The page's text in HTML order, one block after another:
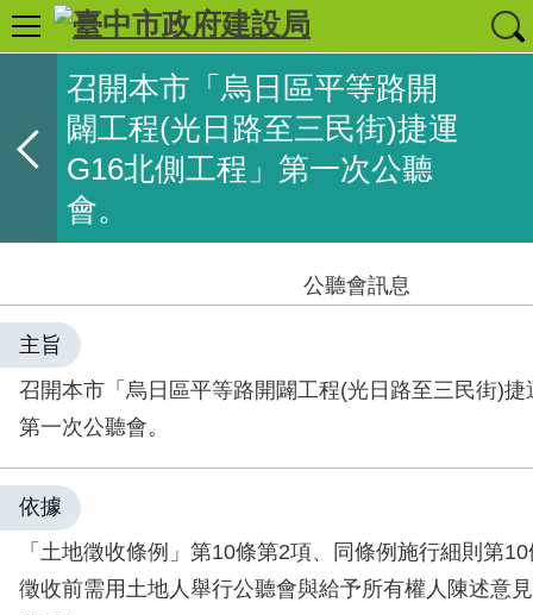
召開本市「烏日區平等路開
闢工程(光日路至三民街)捷運
G16北側工程」第一次公聽
會。
公聽會訊息
主旨
召開本市「烏日區平等路開闢工程(光日路至三民街)
第一次公聽會。
依據
「土地徵收條例」第10條第2項、同條例施行細則第
徵收前需用土地人舉行公聽會與給予所有權人陳述意